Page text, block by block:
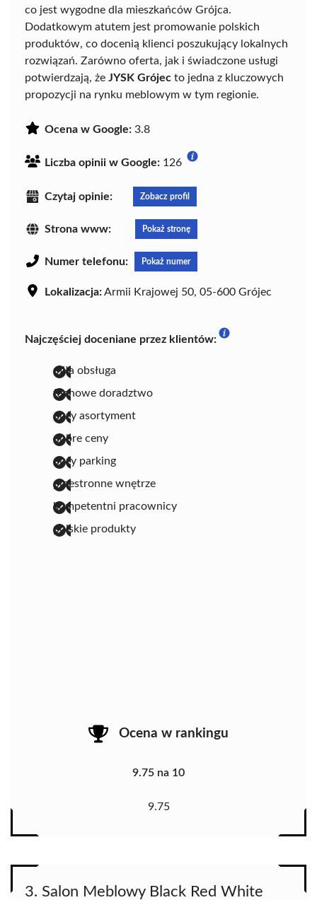
co jest wygodne dla mieszkańców Grójca.
Dodatkowym atutem jest promowanie polskich
produktów, co docenią klienci poszukujący lokalnych
rozwiązań. Zarówno oferta, jak i świadczone usługi
potwierdzają, że JYSK Grójec to jedna z kluczowych
propozycji na rynku meblowym w tym regionie.
Ocena w Google: 3.8
Liczba opinii w Google: 126
Czytaj opinie: Zobacz profil
Strona www: Pokaż stronę
Numer telefonu: Pokaż numer
Lokalizacja:Armii Krajowej 50, 05-600 Grójec
Najczęściej doceniane przez klientów:
miła obsługa
fachowe doradztwo
duży asortyment
dobre ceny
duży parking
przestronne wnętrze
kompetentni pracownicy
polskie produkty
Ocena w rankingu
9.75 na 10
9.75
3. Salon Meblowy Black Red White